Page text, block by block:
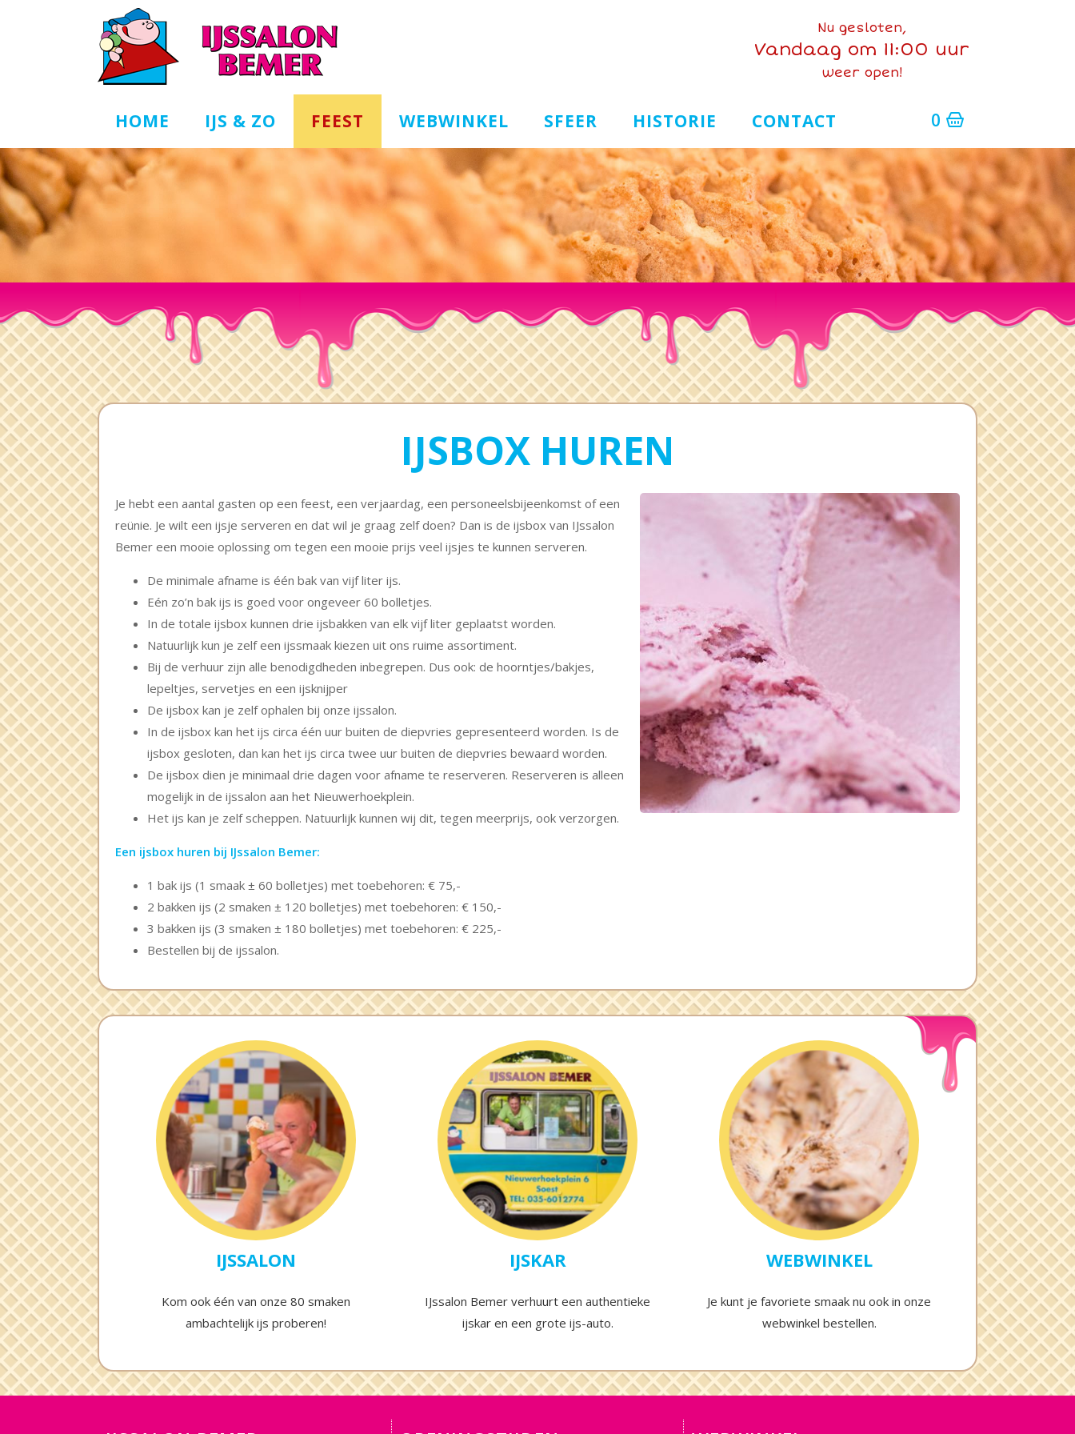
Nu gesloten,
Vandaag om 11:00 uur
weer open!
0
HOME IJS & ZO FEEST WEBWINKEL SFEER HISTORIE CONTACT
IJSBOX HUREN
Je hebt een aantal gasten op een feest, een verjaardag, een personeelsbijeenkomst of een
reünie. Je wilt een ijsje serveren en dat wil je graag zelf doen? Dan is de ijsbox van IJssalon
Bemer een mooie oplossing om tegen een mooie prijs veel ijsjes te kunnen serveren.
De minimale afname is één bak van vijf liter ijs.
Eén zo’n bak ijs is goed voor ongeveer 60 bolletjes.
In de totale ijsbox kunnen drie ijsbakken van elk vijf liter geplaatst worden.
Natuurlijk kun je zelf een ijssmaak kiezen uit ons ruime assortiment.
Bij de verhuur zijn alle benodigdheden inbegrepen. Dus ook: de hoorntjes/bakjes,
lepeltjes, servetjes en een ijsknijper
De ijsbox kan je zelf ophalen bij onze ijssalon.
In de ijsbox kan het ijs circa één uur buiten de diepvries gepresenteerd worden. Is de
ijsbox gesloten, dan kan het ijs circa twee uur buiten de diepvries bewaard worden.
De ijsbox dien je minimaal drie dagen voor afname te reserveren. Reserveren is alleen
mogelijk in de ijssalon aan het Nieuwerhoekplein.
Het ijs kan je zelf scheppen. Natuurlijk kunnen wij dit, tegen meerprijs, ook verzorgen.
Een ijsbox huren bij IJssalon Bemer:
1 bak ijs (1 smaak ± 60 bolletjes) met toebehoren: € 75,-
2 bakken ijs (2 smaken ± 120 bolletjes) met toebehoren: € 150,-
3 bakken ijs (3 smaken ± 180 bolletjes) met toebehoren: € 225,-
Bestellen bij de ijssalon.
IJSSALON
Kom ook één van onze 80 smaken
ambachtelijk ijs proberen!
IJSKAR
IJssalon Bemer verhuurt een authentieke
ijskar en een grote ijs-auto.
WEBWINKEL
Je kunt je favoriete smaak nu ook in onze
webwinkel bestellen.